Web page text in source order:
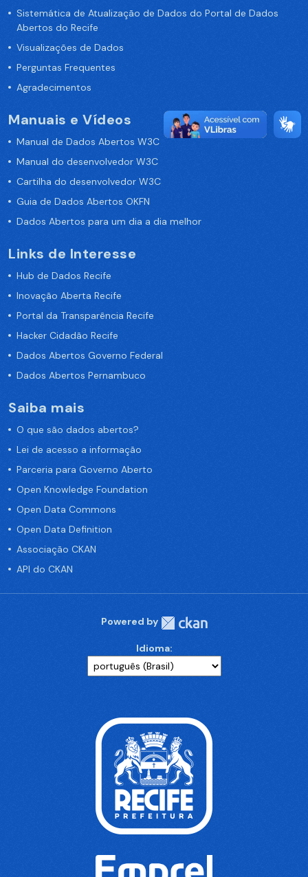
Sistemática de Atualização de Dados do Portal de Dados
Abertos do Recife
Visualizações de Dados
Perguntas Frequentes
Agradecimentos
Manuais e Vídeos
Manual de Dados Abertos W3C
Manual do desenvolvedor W3C
Cartilha do desenvolvedor W3C
Guia de Dados Abertos OKFN
Dados Abertos para um dia a dia melhor
Links de Interesse
Hub de Dados Recife
Inovação Aberta Recife
Portal da Transparência Recife
Hacker Cidadão Recife
Dados Abertos Governo Federal
Dados Abertos Pernambuco
Saiba mais
O que são dados abertos?
Lei de acesso a informação
Parceria para Governo Aberto
Open Knowledge Foundation
Open Data Commons
Open Data Definition
Associação CKAN
API do CKAN
Powered by
Idioma